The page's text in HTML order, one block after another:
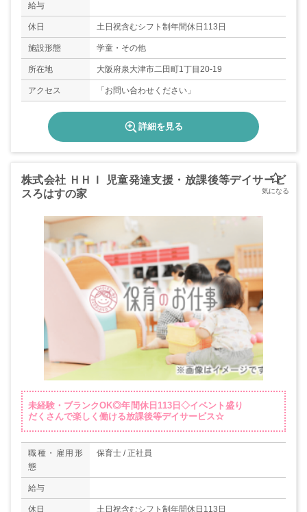
給与
休日 土日祝含むシフト制年間休日113日
施設形態 学童・その他
所在地 大阪府泉大津市二田町1丁目20-19
アクセス 「お問い合わせください」
詳細を見る
株式会社 ＨＨＩ 児童発達支援・放課後等デイサービ
スろはすの家
未経験・ブランクOK◎年間休日113日◇イベント盛り
だくさんで楽しく働ける放課後等デイサービス☆
職種・雇用形
態
保育士 / 正社員
給与
休日 土日祝含むシフト制年間休日113日